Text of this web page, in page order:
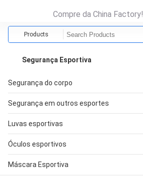
Compre da China Factory!
Products
Segurança Esportiva
Segurança do corpo
Segurança em outros esportes
Luvas esportivas
Óculos esportivos
Máscara Esportiva